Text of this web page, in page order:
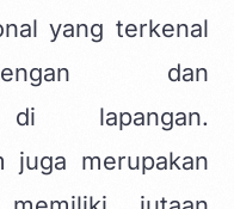
yang terkenal
dan
di lapangan.
juga merupakan